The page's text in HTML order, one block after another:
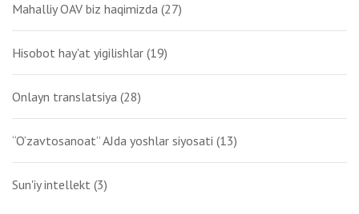
Mahalliy OAV biz haqimizda (27)
Hisobot hay'at yigilishlar (19)
Onlayn translatsiya (28)
“O‘zavtosanoat” AJda yoshlar siyosati (13)
Sun'iy intellekt (3)